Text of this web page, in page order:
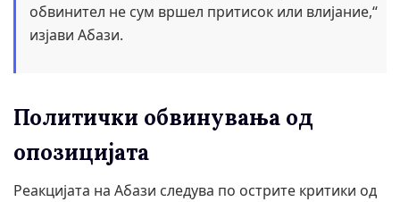
обвинител не сум вршел притисок или влијание,“
изјави Абази.
Политички обвинувања од
опозицијата
Реакцијата на Абази следува по острите критики од